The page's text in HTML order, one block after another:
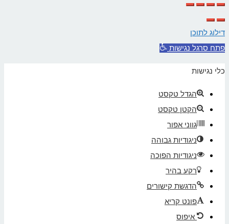
לראש
העמוד
דילוג לתוכן
פתח סרגל נגישות
כלי נגישות
הגדל טקסט
הקטן טקסט
גווני אפור
ניגודיות גבוהה
ניגודיות הפוכה
רקע בהיר
הדגשת קישורים
פונט קריא
איפוס